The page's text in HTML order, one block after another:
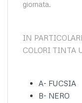
giornata.
IN
COLORI TINTA
A- FUCSIA
B- NERO